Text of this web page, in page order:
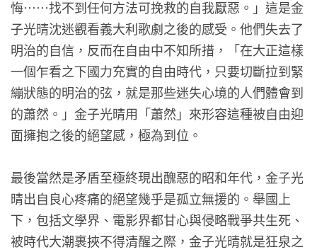
悔⋯⋯找不到任何方法可挽救的自我厭惡。」這是金
子光晴沈迷觀看義大利歌劇之後的感受。他們失去了
明治的自信，反而在自由中不知所措，「在大正這樣
一個乍看之下國力充實的自由時代，只要切斷拉到緊
繃狀態的明治的弦，就是那些迷失心境的人們體會到
的蕭然。」金子光晴用「蕭然」來形容這種被自由迎
面擁抱之後的絕望感，極為到位。
最後當然是矛盾至極終現出醜惡的昭和年代，金子光
晴出自良心疼痛的絕望幾乎是孤立無援的。舉國上
下，包括文學界、電影界都甘心與侵略戰爭共生死、
被時代大潮裹挾不得清醒之際，金子光晴就是狂泉之